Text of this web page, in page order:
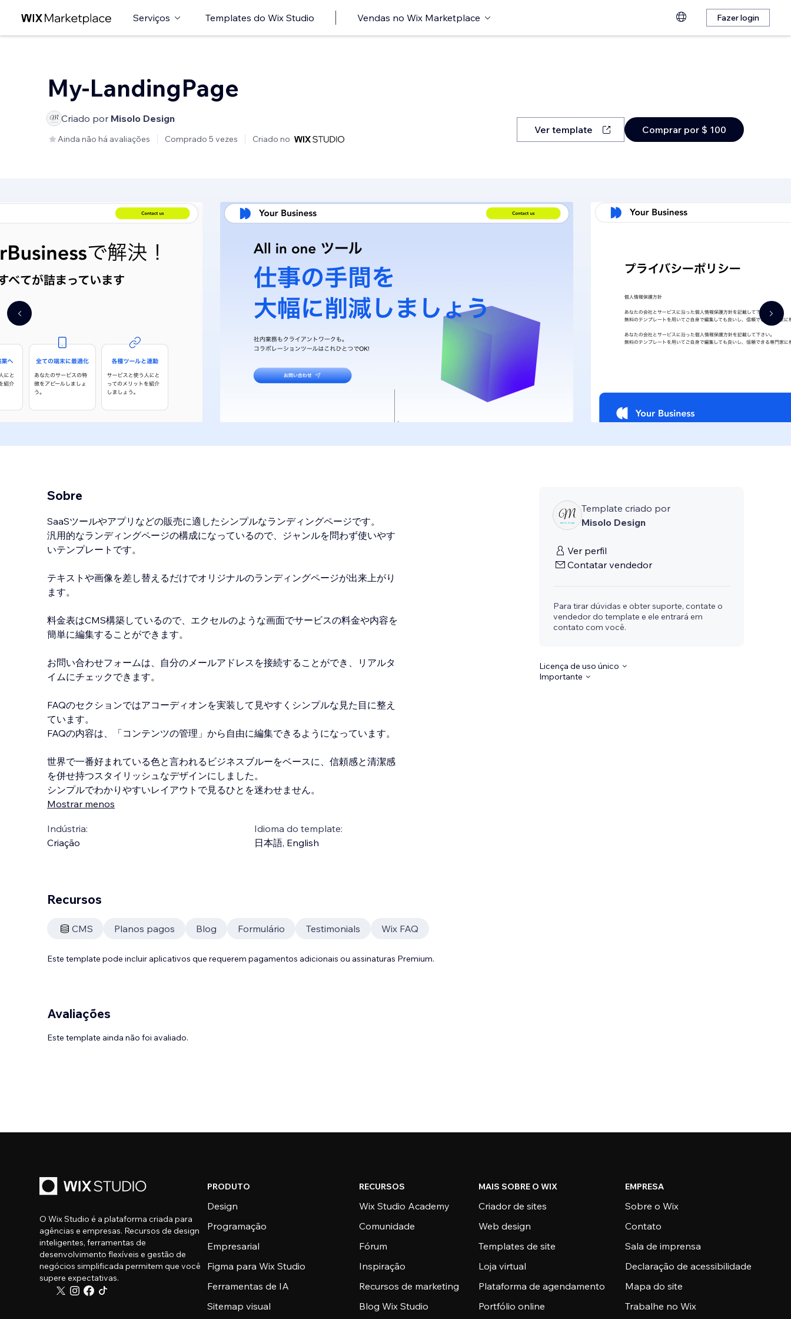
Serviços Templates do Wix Studio Vendas no Wix Marketplace Fazer login
My-LandingPage
Criado por Misolo Design
Ainda não há avaliações Comprado 5 vezes Criado no
Ver template Comprar por $ 100
Sobre
SaaSツールやアプリなどの販売に適したシンプルなランディングページです。
汎用的なランディングページの構成になっているので、ジャンルを問わず使いやす
いテンプレートです。
テキストや画像を差し替えるだけでオリジナルのランディングページが出来上がり
ます。
料金表はCMS構築しているので、エクセルのような画面でサービスの料金や内容を
簡単に編集することができます。
お問い合わせフォームは、自分のメールアドレスを接続することができ、リアルタ
イムにチェックできます。
FAQのセクションではアコーディオンを実装して見やすくシンプルな見た目に整え
ています。
FAQの内容は、「コンテンツの管理」から自由に編集できるようになっています。
世界で一番好まれている色と言われるビジネスブルーをベースに、信頼感と清潔感
を併せ持つスタイリッシュなデザインにしました。
シンプルでわかりやすいレイアウトで見るひとを迷わせません。
Mostrar menos
Indústria:
Criação
Idioma do template:
日本語, English
Template criado por
Misolo Design
Ver perfil
Contatar vendedor
Para tirar dúvidas e obter suporte, contate o
vendedor do template e ele entrará em
contato com você.
Licença de uso único
Importante
Recursos
CMS Planos pagos Blog Formulário Testimonials Wix FAQ
Este template pode incluir aplicativos que requerem pagamentos adicionais ou assinaturas Premium.
Avaliações
Este template ainda não foi avaliado.
O Wix Studio é a plataforma criada para
agências e empresas. Recursos de design
inteligentes, ferramentas de
desenvolvimento flexíveis e gestão de
negócios simplificada permitem que você
supere expectativas.
PRODUTO
Design
Programação
Empresarial
Figma para Wix Studio
Ferramentas de IA
Sitemap visual
RECURSOS
Wix Studio Academy
Comunidade
Fórum
Inspiração
Recursos de marketing
Blog Wix Studio
MAIS SOBRE O WIX
Criador de sites
Web design
Templates de site
Loja virtual
Plataforma de agendamento
Portfólio online
EMPRESA
Sobre o Wix
Contato
Sala de imprensa
Declaração de acessibilidade
Mapa do site
Trabalhe no Wix